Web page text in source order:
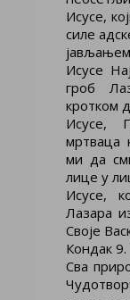
Исусе,
силе
Исусе
гроб
кротком
Исусе,
мртваца
ми да
лице у
Исусе,
Лазара
Своје
Кондак 9.
Сва